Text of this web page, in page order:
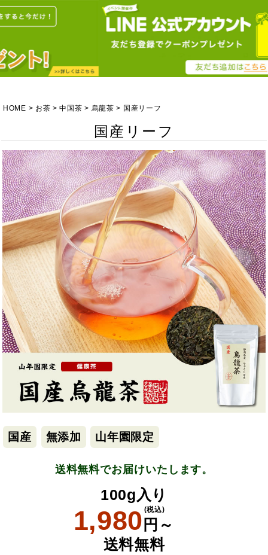
HOME お茶 中国茶 烏龍茶 国産リーフ
国産リーフ
国産 無添加 山年園限定
送料無料でお届けいたします。
100g入り
1,980 円～
(税込)
送料無料